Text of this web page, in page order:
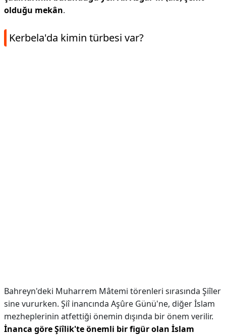
olduğu mekân.
Kerbela'da kimin türbesi var?
Bahreyn'deki Muharrem Mâtemi törenleri sırasında Şiîler
sine vururken. Şiî inancında Aşûre Günü'ne, diğer İslam
mezheplerinin atfettiği önemin dışında bir önem verilir.
İnanca göre Şiîlik'te önemli bir figür olan İslam